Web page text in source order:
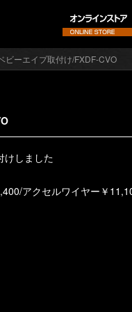
ビーエイプ取付け/FXDF-CVO
けしました
アクセルワイヤー￥